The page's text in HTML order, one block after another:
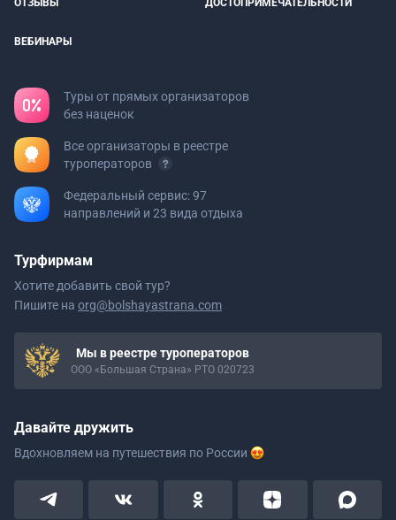
ОТЗЫВЫ ДОСТОПРИМЕЧАТЕЛЬНОСТИ
ВЕБИНАРЫ
Туры от прямых организаторов
без наценок
Все организаторы в реестре
туроператоров
Федеральный сервис: 97
направлений и 23 вида отдыха
Турфирмам
Хотите добавить свой тур?
Пишите на org@bolshayastrana.com
Мы в реестре туроператоров
ООО «Большая Страна» РТО 020723
Давайте дружить
Вдохновляем на путешествия по России